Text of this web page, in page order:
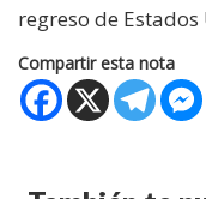
regreso de
Compartir esta nota